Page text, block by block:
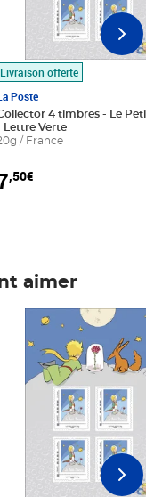
au panier
Livraison offerte
Poste
4 timbres - Le Petit
Lettre Verte
/ France
,50€
aimer
Prix 7,50€